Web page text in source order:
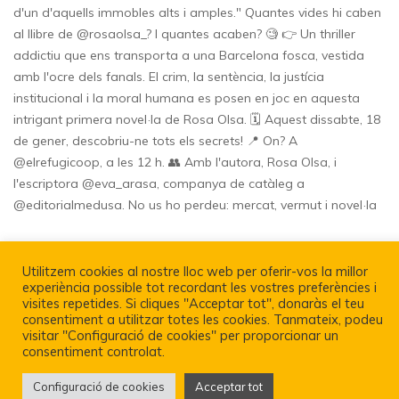
Política De Privacitat I Avís Legal
Utilitzem cookies al nostre lloc web per oferir-vos la millor
experiència possible tot recordant les vostres preferències i
visites repetides. Si cliques "Acceptar tot", donaràs el teu
consentiment a utilitzar totes les cookies. Tanmateix, podeu
visitar "Configuració de cookies" per proporcionar un
consentiment controlat.
Configuració de cookies Acceptar tot